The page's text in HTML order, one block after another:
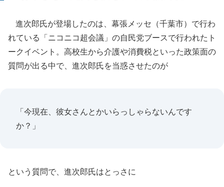
進次郎氏が登場したのは、幕張メッセ（千葉市）で行わ
れている「ニコニコ超会議」の自民党ブースで行われたト
ークイベント。高校生から介護や消費税といった政策面の
質問が出る中で、進次郎氏を当惑させたのが
「今現在、彼女さんとかいらっしゃらないんです
か？」
という質問で、進次郎氏はとっさに